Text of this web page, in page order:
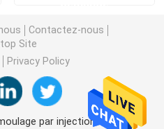
hydraulique
injection de silicone
horizontale de moulage par
Contactez-nous
Site
Privacy Policy
par injection en